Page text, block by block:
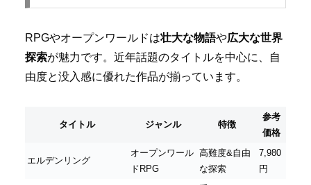
RPGやオープンワールドは壮大な物語や広大な世界
探索が魅力です。近年話題のタイトルを中心に、自
由度と没入感に優れた作品が揃っています。
タイトル ジャンル 特徴
参考
価格
エルデンリング
オープンワール
ドRPG
高難度&自由
な探索
7,980
円